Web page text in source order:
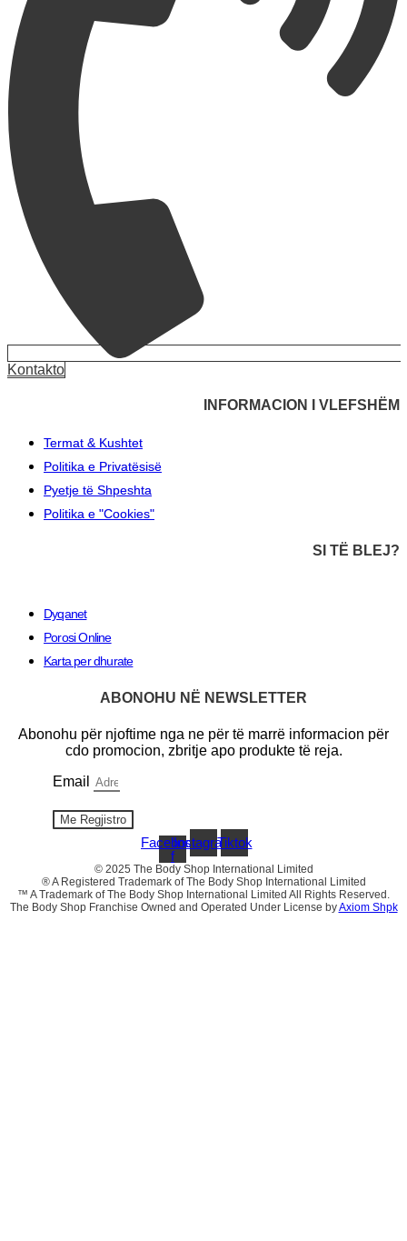
Kontakto
INFORMACION I VLEFSHËM
Termat & Kushtet
Politika e Privatësisë
Pyetje të Shpeshta
Politika e "Cookies"
SI TË BLEJ?
Dyqanet
Porosi Online
Karta per dhurate
ABONOHU NË NEWSLETTER
Abonohu për njoftime nga ne për të marrë informacion për
cdo promocion, zbritje apo produkte të reja.
Email
Me Regjistro
Facebook-
f
InstagramTiktok
© 2025 The Body Shop International Limited
® A Registered Trademark of The Body Shop International Limited
™ A Trademark of The Body Shop International Limited All Rights Reserved.
The Body Shop Franchise Owned and Operated Under License byAxiom Shpk